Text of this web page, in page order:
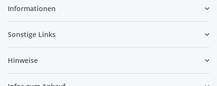
Informationen
Sonstige Links
Hinweise